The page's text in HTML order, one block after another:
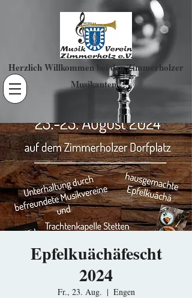
Herzlich Willkommen bei den Zimmerholzer
Musikanten !
Epfelkuächäfescht
2024
Fr., 23. Aug.
  |
Engen